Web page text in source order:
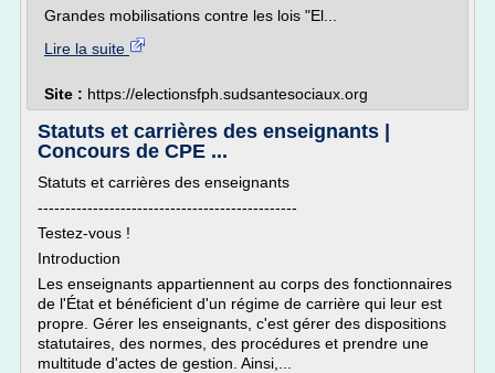
Grandes mobilisations contre les lois "El...
Lire la suite
Site : https://electionsfph.sudsantesociaux.org
Statuts et carrières des enseignants |
Concours de CPE ...
Statuts et carrières des enseignants
-----------------------------------------------
Testez-vous !
Introduction
Les enseignants appartiennent au corps des fonctionnaires
de l'État et bénéficient d'un régime de carrière qui leur est
propre. Gérer les enseignants, c'est gérer des dispositions
statutaires, des normes, des procédures et prendre une
multitude d'actes de gestion. Ainsi,...